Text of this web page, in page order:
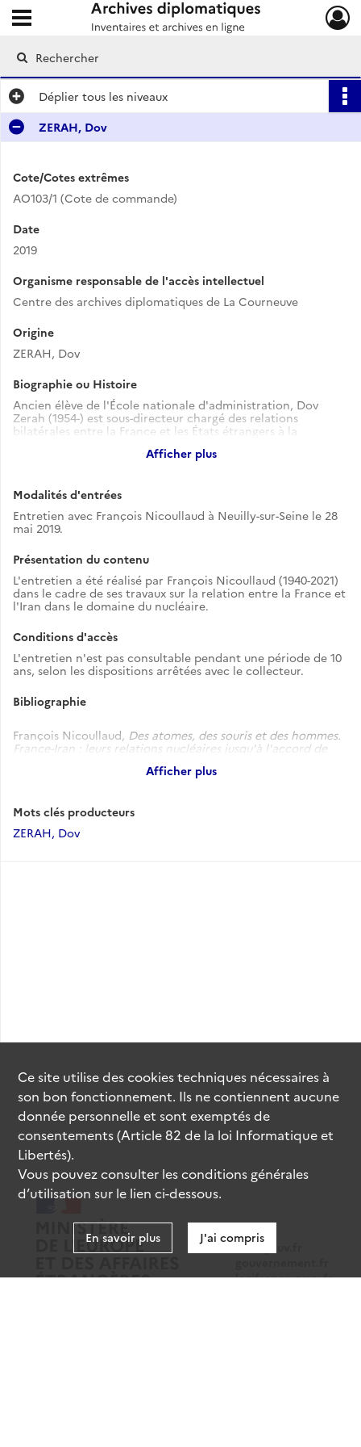
Archives diplomatiques
Ouvrir le menu déroulant
Déplier tous les niveaux
ZERAH, Dov
Cote/Cotes extrêmes
AO103/1 (Cote de commande)
Date
2019
Organisme responsable de l'accès intellectuel
Centre des archives diplomatiques de La Courneuve
Origine
ZERAH, Dov
Biographie ou Histoire
Ancien élève de l'École nationale d'administration, Dov
Zerah (1954-) est sous-directeur chargé des relations
bilatérales entre la France et les États étrangers à la
gouvernement auprès de la Coface.
Afficher plus
Modalités d'entrées
Entretien avec François Nicoullaud à Neuilly-sur-Seine le 28
mai 2019.
Présentation du contenu
L'entretien a été réalisé par François Nicoullaud (1940-2021)
dans le cadre de ses travaux sur la relation entre la France et
l'Iran dans le domaine du nucléaire.
Conditions d'accès
L'entretien n'est pas consultable pendant une période de 10
ans, selon les dispositions arrêtées avec le collecteur.
Bibliographie
François Nicoullaud, Des atomes, des souris et des hommes.
France-Iran : leurs relations nucléaires jusqu'à l'accord de
Afficher plus
Mots clés producteurs
ZERAH, Dov
data.gouv.fr
legifrance.gouv.fr
Ce site utilise descookiestechniques nécessaires à
son bon fonctionnement. Ils ne contiennent aucune
donnée personnelle et sont exemptés de
consentements (Article 82 de la loi Informatique et
Libertés).
Vous pouvez consulter les conditions générales
d’utilisation sur le lien ci-dessous.
En savoir plus J'ai compris